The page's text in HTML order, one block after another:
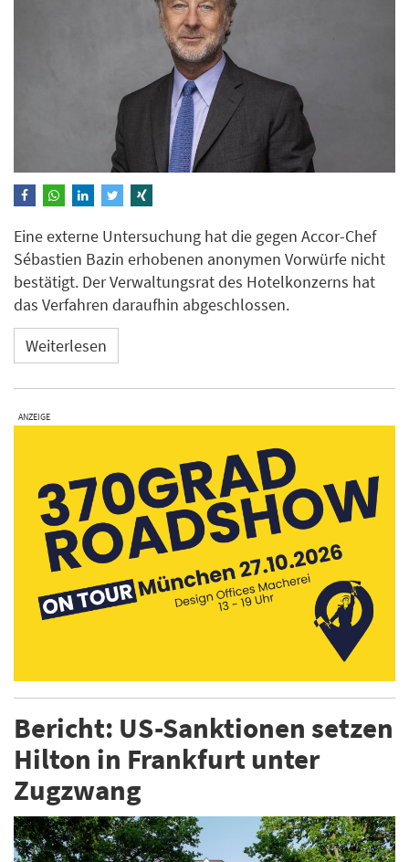
Eine externe Untersuchung hat die gegen Accor-Chef
Sébastien Bazin erhobenen anonymen Vorwürfe nicht
bestätigt. Der Verwaltungsrat des Hotelkonzerns hat
das Verfahren daraufhin abgeschlossen.
Weiterlesen
ANZEIGE
Bericht: US-Sanktionen setzen
Hilton in Frankfurt unter
Zugzwang